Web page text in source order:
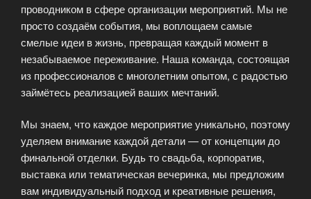
проводником в сфере организации мероприятий. Мы не
просто создаём события, мы воплощаем самые
смелые идеи в жизнь, превращая каждый момент в
незабываемое переживание. Наша команда, состоящая
из профессионалов с многолетним опытом, с радостью
займётесь реализацией ваших мечтаний.
Мы знаем, что каждое мероприятие уникально, поэтому
уделяем внимание каждой детали — от концепции до
финальной отделки. Будь то свадьба, корпоратив,
выставка или тематическая вечеринка, мы предложим
вам индивидуальный подход и креативные решения,